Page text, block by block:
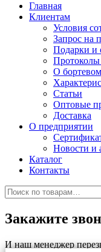
Главная
Клиентам
Условия
Запрос на
Подарки и
О
Статьи
Оптовые
Доставка
О предприятии
Новости и
Каталог
Контакты
Искать:
Закажите
И наш менеджер